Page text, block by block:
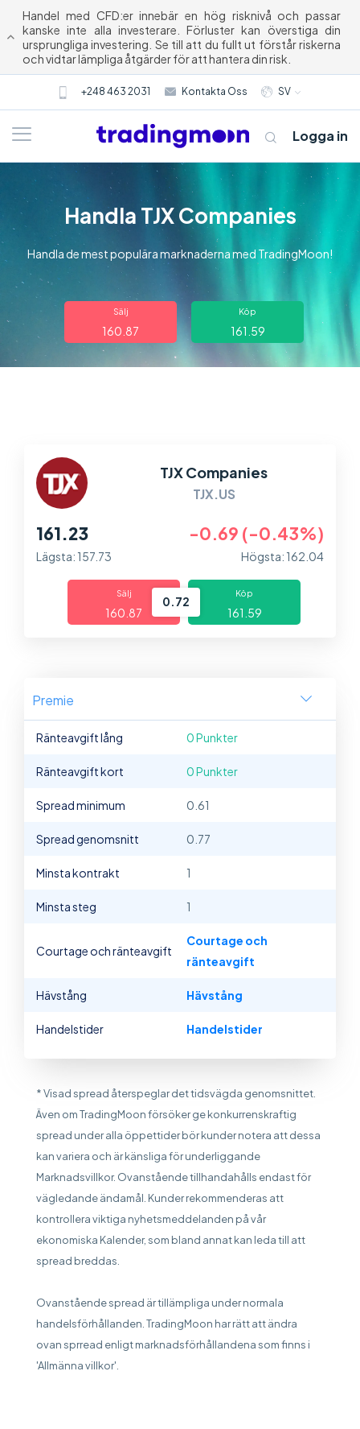
Handel med CFD:er innebär en hög risknivå och passar
kanske inte alla investerare. Förluster kan överstiga din
ursprungliga investering. Se till att du fullt ut förstår riskerna
och vidtar lämpliga åtgärder för att hantera din risk.
+248 463 2031 Kontakta Oss SV
Om oss
Information
Logga in
Handla TJX Companies
Handla de mest populära marknaderna med TradingMoon!
Sälj
160.87
Köp
161.59
TJX Companies
TJX.US
161.23 -0.69 (-0.43%)
Lägsta: 157.73 Högsta: 162.04
Sälj
160.87
0.72
Köp
161.59
Premie
Ränteavgift lång 0 Punkter
Ränteavgift kort 0 Punkter
Spread minimum 0.61
Spread genomsnitt 0.77
Minsta kontrakt 1
Minsta steg 1
Courtage och ränteavgift
Courtage och
ränteavgift
Hävstång Hävstång
Handelstider Handelstider
* Visad spread återspeglar det tidsvägda genomsnittet.
Även om TradingMoon försöker ge konkurrenskraftig
spread under alla öppettider bör kunder notera att dessa
kan variera och är känsliga för underliggande
Marknadsvillkor. Ovanstående tillhandahålls endast för
vägledande ändamål. Kunder rekommenderas att
kontrollera viktiga nyhetsmeddelanden på vår
ekonomiska Kalender, som bland annat kan leda till att
spread breddas.
Ovanstående spread är tillämpliga under normala
handelsförhållanden. TradingMoon har rätt att ändra
ovan sprread enligt marknadsförhållandena som finns i
'Allmänna villkor'.